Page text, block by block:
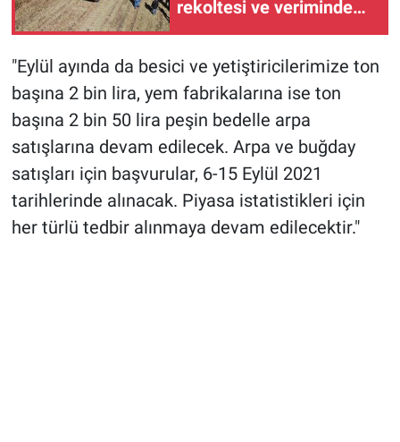
rekoltesi ve veriminde
bölge bölge son durum!
"Eylül ayında da besici ve yetiştiricilerimize ton
başına 2 bin lira, yem fabrikalarına ise ton
başına 2 bin 50 lira peşin bedelle arpa
satışlarına devam edilecek. Arpa ve buğday
satışları için başvurular, 6-15 Eylül 2021
tarihlerinde alınacak. Piyasa istatistikleri için
her türlü tedbir alınmaya devam edilecektir."